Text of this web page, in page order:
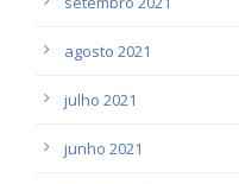
agosto 2021
julho 2021
junho 2021